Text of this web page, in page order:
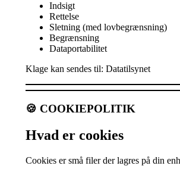
Indsigt
Rettelse
Sletning (med lovbegrænsning)
Begrænsning
Dataportabilitet
Klage kan sendes til: Datatilsynet
🍪 COOKIEPOLITIK
Hvad er cookies
Cookies er små filer der lagres på din